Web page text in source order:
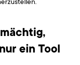
ein Tool